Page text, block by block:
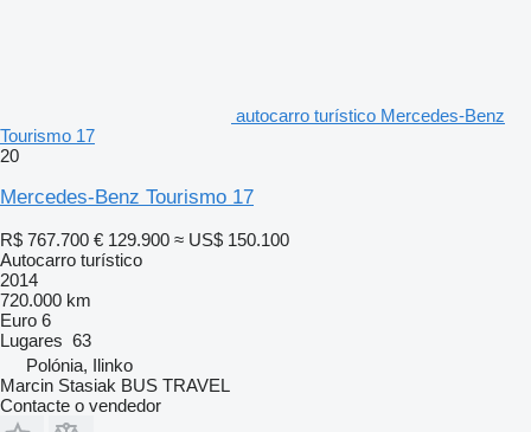
autocarro turístico Mercedes-Benz
Tourismo 17
20
Mercedes-Benz Tourismo 17
R$ 767.700 € 129.900 ≈ US$ 150.100
Autocarro turístico
2014
720.000 km
Euro 6
Lugares 63
Polónia, Ilinko
Marcin Stasiak BUS TRAVEL
Contacte o vendedor